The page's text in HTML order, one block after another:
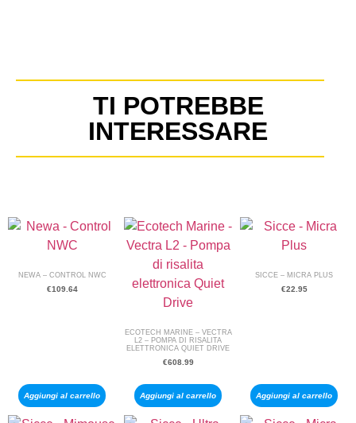
TI POTREBBE
INTERESSARE
NEWA – CONTROL NWC
€109.64
Aggiungi al carrello
ECOTECH MARINE – VECTRA
L2 – POMPA DI RISALITA
ELETTRONICA QUIET DRIVE
€608.99
Aggiungi al carrello
SICCE – MICRA PLUS
€22.95
Aggiungi al carrello